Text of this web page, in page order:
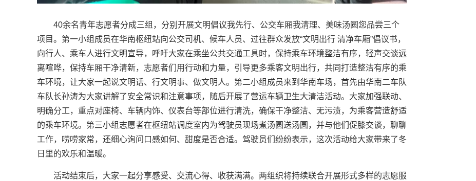
40余名青年志愿者分成三组，分别开展文明倡议我先行、公交车厢我清理、美味汤圆您品尝三个
项目。第一小组成员在华南枢纽站向公交司机、候车人员、过往群众发放“文明出行 清净车厢”倡议书，
向行人、乘车人进行文明宣导，呼吁大家在乘坐公共交通工具时，保持乘车环境整洁有序，轻声交谈远
离喧哗，保持车厢干净清新，志愿者们用行动和力量，引导更多乘客文明出行，共同打造整洁有序的乘
车环境，让大家一起说文明话、行文明事、做文明人。第二小组成员来到华南车场，首先由华南二车队
车队长孙涛为大家讲解了安全常识和注意事项，随后开展了营运车辆卫生大清洁活动。大家加强联动、
明确分工，重点对座椅、车辆内饰、仪表台等部位进行清洗，确保干净整洁、无污渍，为乘客营造舒适
的乘车环境。第三小组志愿者在枢纽站调度室内为驾驶员现场煮汤圆送汤圆，并与他们促膝交谈，聊聊
工作，唠唠家常，还细心询问口感如何、甜度是否合适。驾驶员们纷纷表示，这次活动给大家带来了冬
日里的欢乐和温暖。
活动结束后，大家一起分享感受、交流心得、收获满满。两组织将持续联合开展形式多样的志愿服